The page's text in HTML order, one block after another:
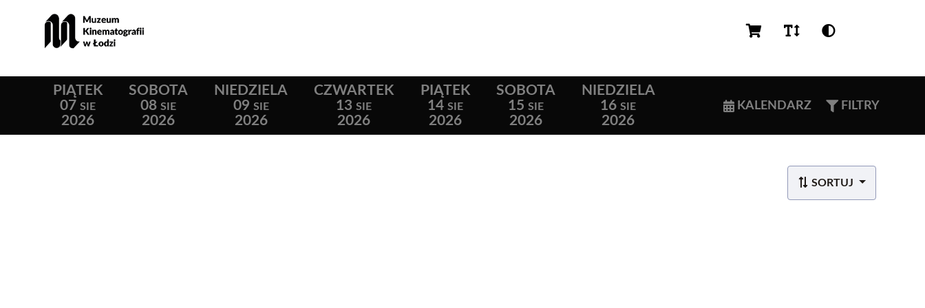
PIĄTEK
07 SIE
2026
SOBOTA
08 SIE
2026
NIEDZIELA
09 SIE
2026
CZWARTEK
13 SIE
2026
PIĄTEK
14 SIE
2026
SOBOTA
15 SIE
2026
NIEDZIELA
16 SIE
2026
KALENDARZ FILTRY
SORTUJ